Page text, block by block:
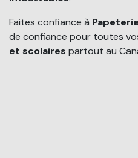
Faites confiance à
de confiance pour toutes
et scolaires partout au